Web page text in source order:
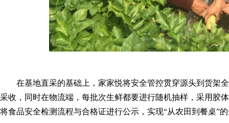
在基地直采的基础上，家家悦将安全管控贯穿源头到货架
采收，同时在物流端，每批次生鲜都要进行随机抽样，采用胶
将食品安全检测流程与合格证进行公示，实现“从农田到餐桌”